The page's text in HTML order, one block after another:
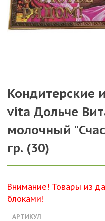
Кондитерские
vita Дольче
молочный
гр. (30)
Внимание! Товары из
блоками!
АРТИКУЛ